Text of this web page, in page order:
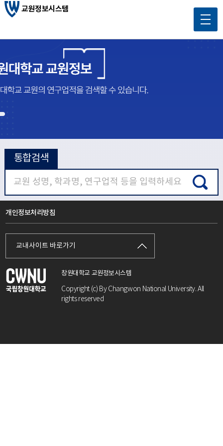
교원정보시스템
콘
텐
츠
바
가
정
통합검색
개인정보처리방침
교내사이트 바로가기
창원대학교 교원정보시스템
Copyright (c) By Changwon National University. All
rights reserved